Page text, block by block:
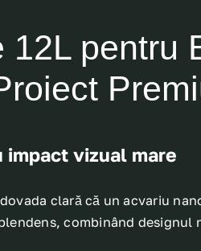
12L pentru
impact vizual mare
clară că un acvariu
, combinând designul